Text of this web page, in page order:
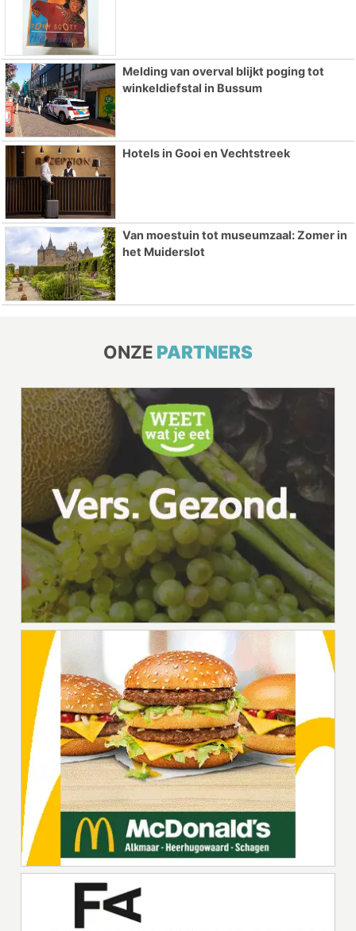
Melding van overval blijkt poging tot
winkeldiefstal in Bussum
Hotels in Gooi en Vechtstreek
Van moestuin tot museumzaal: Zomer in
het Muiderslot
ONZE PARTNERS